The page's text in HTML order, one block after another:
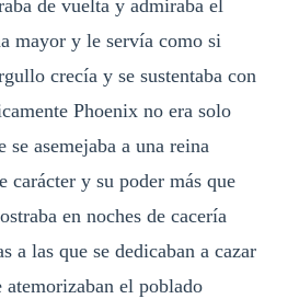
de vuelta y admiraba el
mayor y le servía como si
crecía y se sustentaba con
Phoenix no era solo
se asemejaba a una reina
carácter y su poder más que
en noches de cacería
a las que se dedicaban a cazar
el poblado